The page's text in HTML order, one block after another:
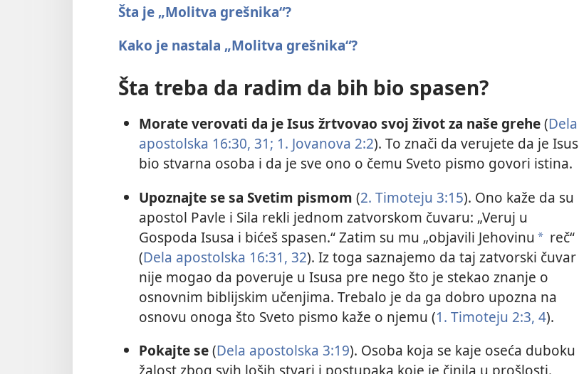
Šta je „Molitva grešnika“?
Kako je nastala „Molitva grešnika“?
Šta treba da radim da bih bio spasen?
Morate verovati da je Isus žrtvovao svoj život za naše grehe(Dela
apostolska 16:30, 31; 1. Jovanova 2:2). To znači da verujete da je Isus
bio stvarna osoba i da je sve ono o čemu Sveto pismo govori istina.
Upoznajte se sa Svetim pismom (2. Timoteju 3:15). Ono kaže da su
apostol Pavle i Sila rekli jednom zatvorskom čuvaru: „Veruj u
Gospoda Isusa i bićeš spasen.“ Zatim su mu „objavili Jehovinu a reč“
(Dela apostolska 16:31, 32). Iz toga saznajemo da taj zatvorski čuvar
nije mogao da poveruje u Isusa pre nego što je stekao znanje o
osnovnim biblijskim učenjima. Trebalo je da ga dobro upozna na
osnovu onoga što Sveto pismo kaže o njemu (1. Timoteju 2:3, 4).
Pokajte se(Dela apostolska 3:19). Osoba koja se kaje oseća duboku
žalost zbog svih loših stvari i postupaka koje je činila u prošlosti.